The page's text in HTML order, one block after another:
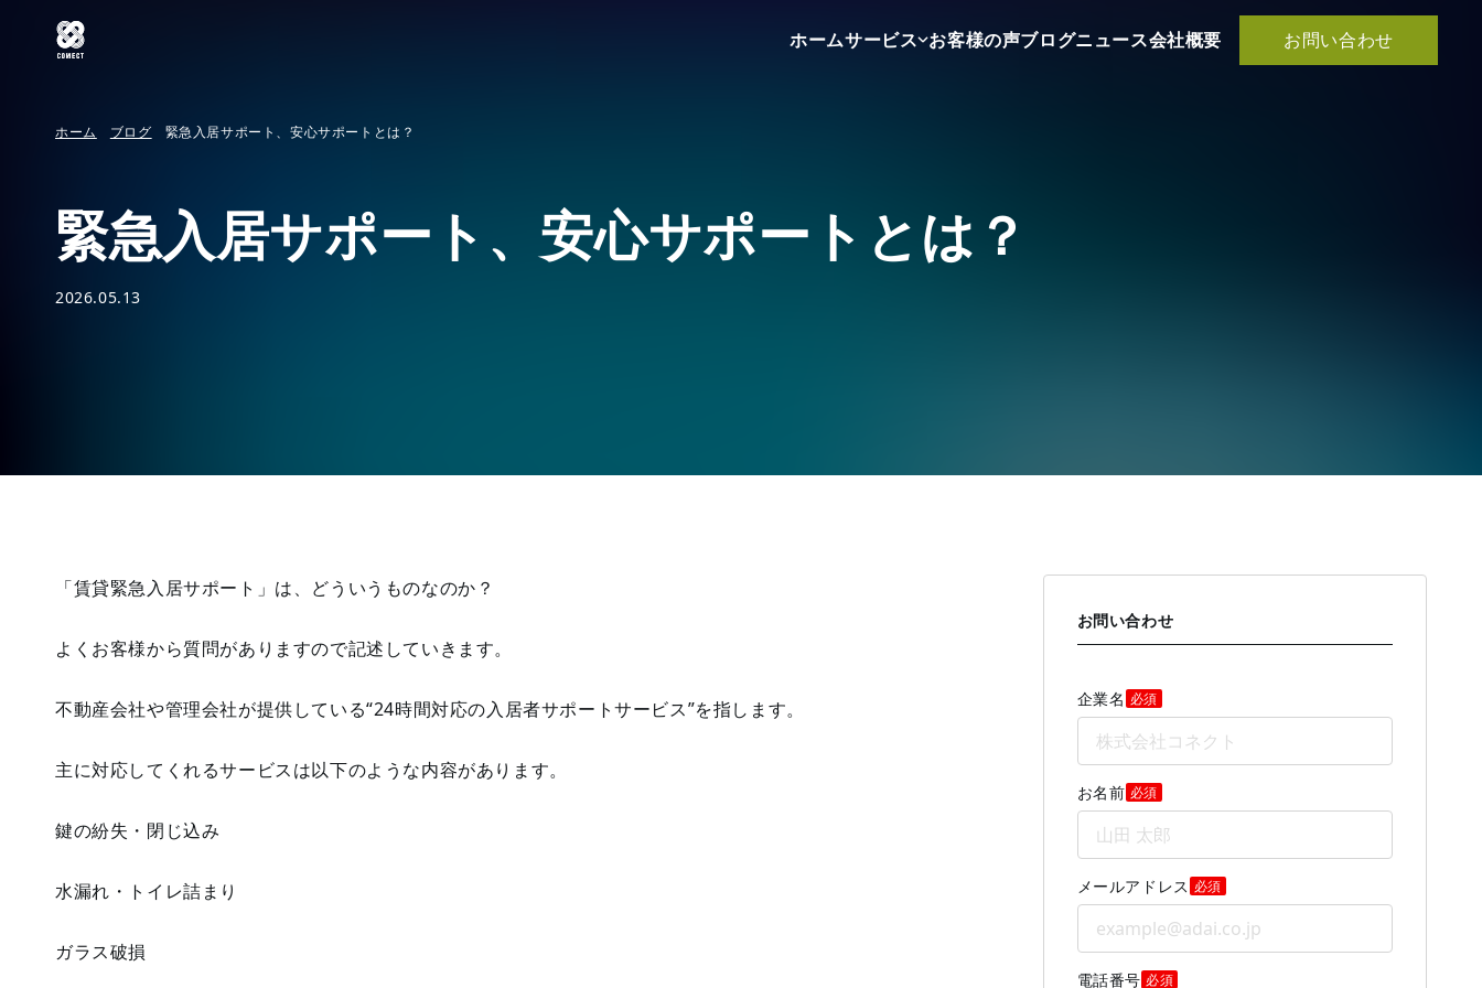
ホームサービス
不動産広告
お客様の声ブログニュース会社概要 お問い合わせ
ホーム ブログ 緊急入居サポート、安心サポートとは？
緊急入居サポート、安心サポートとは？
2026.05.13
「賃貸緊急入居サポート」は、どういうものなのか？
よくお客様から質問がありますので記述していきます。
不動産会社や管理会社が提供している“24時間対応の入居者サポートサービス”を指します。
主に対応してくれるサービスは以下のような内容があります。
鍵の紛失・閉じ込み
水漏れ・トイレ詰まり
ガラス破損
お問い合わせ
企業名 必須
お名前 必須
メールアドレス 必須
電話番号 必須